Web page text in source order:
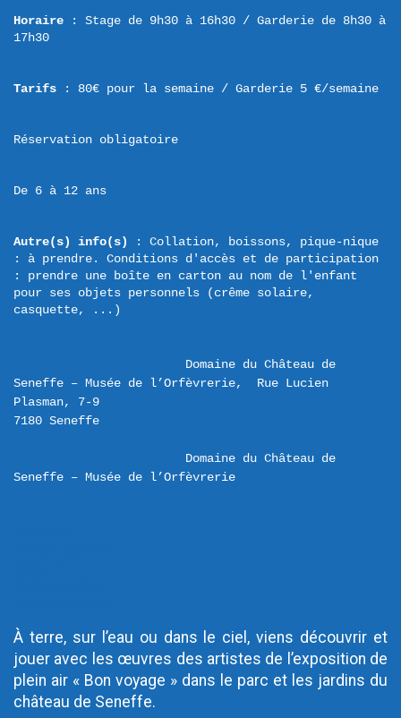
Horaire : Stage de 9h30 à 16h30 / Garderie de 8h30 à
17h30
Tarifs : 80€ pour la semaine / Garderie 5 €/semaine
Réservation obligatoire
De 6 à 12 ans
Autre(s) info(s)
: Collation, boissons, pique-nique
: à prendre. Conditions d'accès et de participation
: prendre une boîte en carton au nom de l'enfant
pour ses objets personnels (crême solaire,
casquette, ...)
Domaine du Château de
Seneffe – Musée de l’Orfèvrerie,  Rue Lucien
Plasman, 7-9
Domaine du Château de
Seneffe – Musée de l’Orfèvrerie
À terre, sur l’eau ou dans le ciel, viens découvrir et
jouer avec les œuvres des artistes de l’exposition de
plein air « Bon voyage » dans le parc et les jardins du
château de Seneffe.